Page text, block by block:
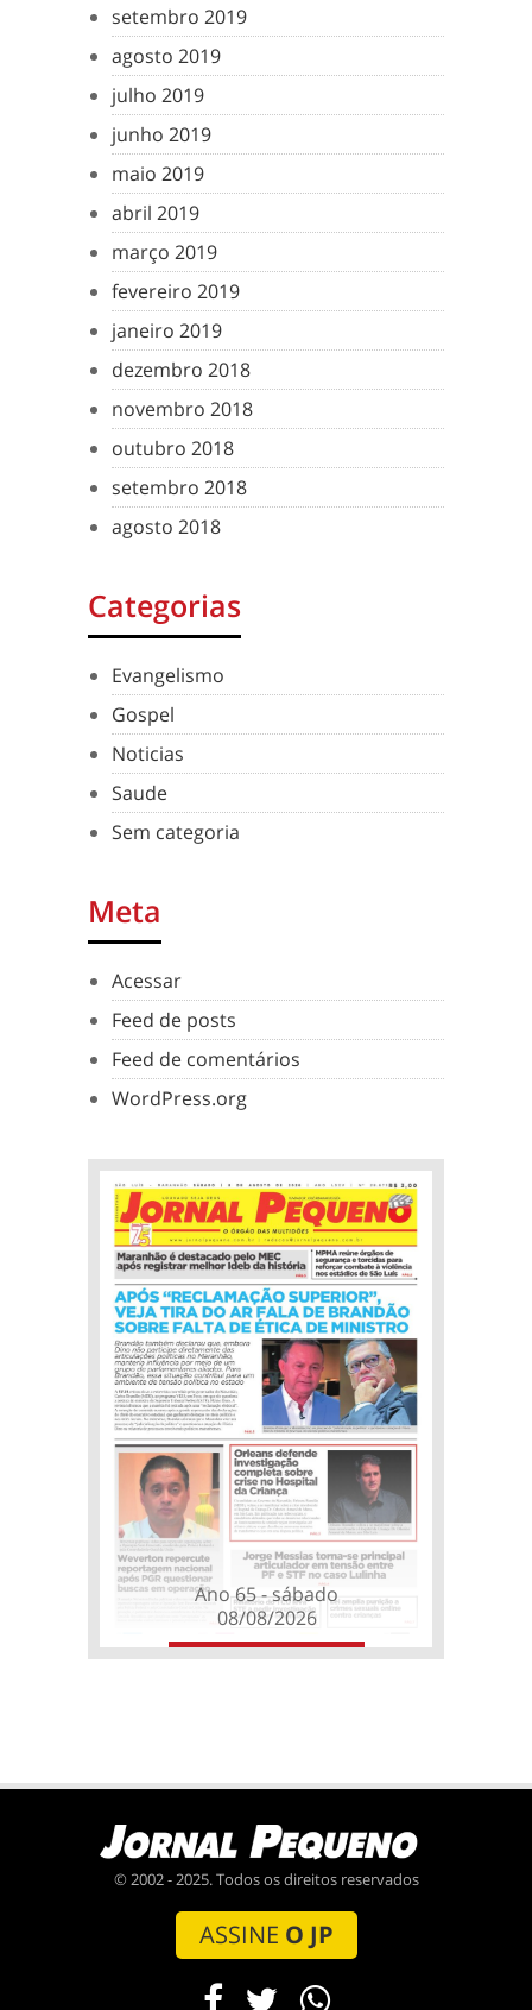
setembro 2019
agosto 2019
julho 2019
junho 2019
maio 2019
abril 2019
março 2019
fevereiro 2019
janeiro 2019
dezembro 2018
novembro 2018
outubro 2018
setembro 2018
agosto 2018
Categorias
Evangelismo
Gospel
Noticias
Saude
Sem categoria
Meta
Acessar
Feed de posts
Feed de comentários
WordPress.org
Ano 65 - sábado
08/08/2026
© 2002 - 2025. Todos os direitos reservados
ASSINE O JP